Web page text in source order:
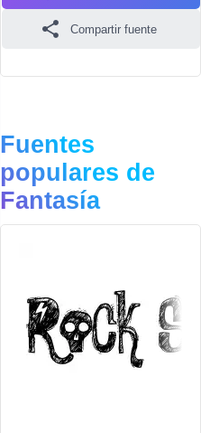
Compartir fuente
Fuentes
populares de
Fantasía